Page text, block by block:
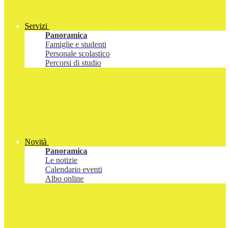
Servizi
Panoramica
Famiglie e studenti
Personale scolastico
Percorsi di studio
Novità
Panoramica
Le notizie
Calendario eventi
Albo online